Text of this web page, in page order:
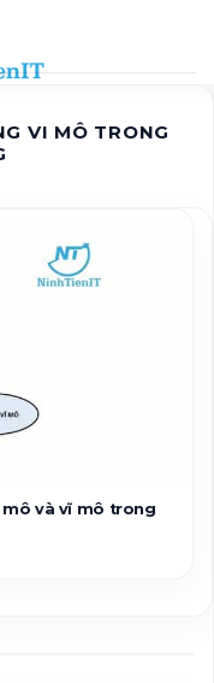
VI MÔ TRONG
mô và vĩ mô trong